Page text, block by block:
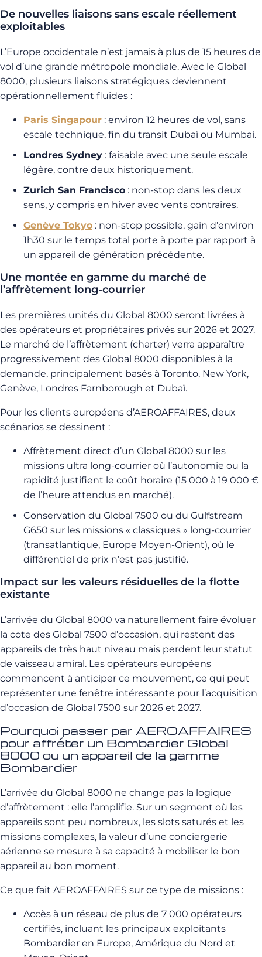
De nouvelles liaisons sans escale réellement
exploitables
L’Europe occidentale n’est jamais à plus de 15 heures de
vol d’une grande métropole mondiale. Avec le Global
8000, plusieurs liaisons stratégiques deviennent
opérationnellement fluides :
Paris Singapour : environ 12 heures de vol, sans
escale technique, fin du transit Dubaï ou Mumbai.
Londres Sydney : faisable avec une seule escale
légère, contre deux historiquement.
Zurich San Francisco : non-stop dans les deux
sens, y compris en hiver avec vents contraires.
Genève Tokyo : non-stop possible, gain d’environ
1h30 sur le temps total porte à porte par rapport à
un appareil de génération précédente.
Une montée en gamme du marché de
l’affrètement long-courrier
Les premières unités du Global 8000 seront livrées à
des opérateurs et propriétaires privés sur 2026 et 2027.
Le marché de l’affrètement (charter) verra apparaître
progressivement des Global 8000 disponibles à la
demande, principalement basés à Toronto, New York,
Genève, Londres Farnborough et Dubaï.
Pour les clients européens d’AEROAFFAIRES, deux
scénarios se dessinent :
Affrètement direct d’un Global 8000 sur les
missions ultra long-courrier où l’autonomie ou la
rapidité justifient le coût horaire (15 000 à 19 000 €
de l’heure attendus en marché).
Conservation du Global 7500 ou du Gulfstream
G650 sur les missions « classiques » long-courrier
(transatlantique, Europe Moyen-Orient), où le
différentiel de prix n’est pas justifié.
Impact sur les valeurs résiduelles de la flotte
existante
L’arrivée du Global 8000 va naturellement faire évoluer
la cote des Global 7500 d’occasion, qui restent des
appareils de très haut niveau mais perdent leur statut
de vaisseau amiral. Les opérateurs européens
commencent à anticiper ce mouvement, ce qui peut
représenter une fenêtre intéressante pour l’acquisition
d’occasion de Global 7500 sur 2026 et 2027.
Pourquoi passer par AEROAFFAIRES
pour affréter un Bombardier Global
8000 ou un appareil de la gamme
Bombardier
L’arrivée du Global 8000 ne change pas la logique
d’affrètement : elle l’amplifie. Sur un segment où les
appareils sont peu nombreux, les slots saturés et les
missions complexes, la valeur d’une conciergerie
aérienne se mesure à sa capacité à mobiliser le bon
appareil au bon moment.
Ce que fait AEROAFFAIRES sur ce type de missions :
Accès à un réseau de plus de 7 000 opérateurs
certifiés, incluant les principaux exploitants
Bombardier en Europe, Amérique du Nord et